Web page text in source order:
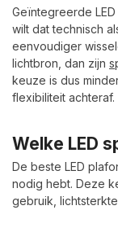
Geïntegreerde
wilt dat technisch
eenvoudiger
lichtbron, dan zijn
keuze is dus
flexibiliteit achteraf.
Welke LED
De beste LED
nodig hebt. Deze
gebruik,